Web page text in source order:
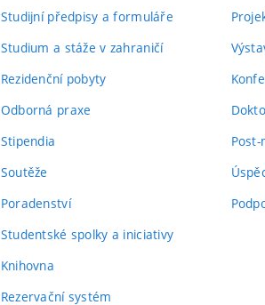
Studijní předpisy a formuláře
Studium a stáže v zahraničí
Rezidenční pobyty
Odborná praxe
Stipendia
Soutěže
Poradenství
Studentské spolky a iniciativy
Knihovna
Rezervační systém